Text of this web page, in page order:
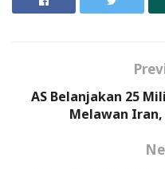
AS Belanjakan 25
Melawan Iran,